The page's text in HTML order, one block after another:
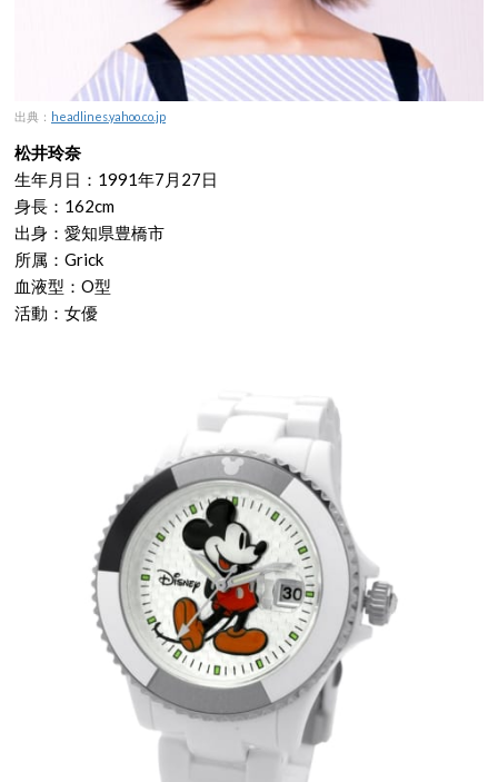
出典： headlines.yahoo.co.jp
松井玲奈
生年月日：1991年7月27日
身長：162cm
出身：愛知県豊橋市
所属：Grick
血液型：O型
活動：女優